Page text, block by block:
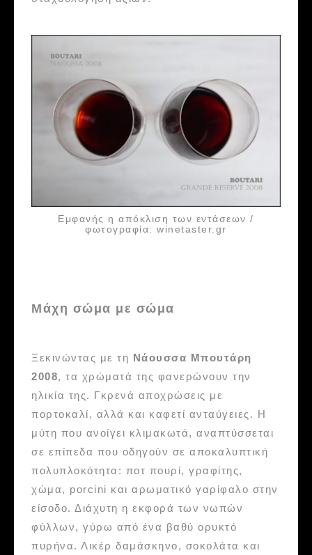
Εμφανής η απόκλιση των εντάσεων /
φωτογραφία: winetaster.gr
Μάχη σώμα με σώμα
Ξεκινώντας με τη Νάουσσα Μπουτάρη
2008, τα χρώματά της φανερώνουν την
ηλικία της. Γκρενά αποχρώσεις με
πορτοκαλί, αλλά και καφετί ανταύγειες. Η
μύτη που ανοίγει κλιμακωτά, αναπτύσσεται
σε επίπεδα που οδηγούν σε αποκαλυπτική
πολυπλοκότητα: ποτ πουρί, γραφίτης,
χώμα, porcini και αρωματικό γαρίφαλο στην
είσοδο. Διάχυτη η εκφορά των νωπών
φύλλων, γύρω από ένα βαθύ ορυκτό
πυρήνα. Λικέρ δαμάσκηνο, σοκολάτα και